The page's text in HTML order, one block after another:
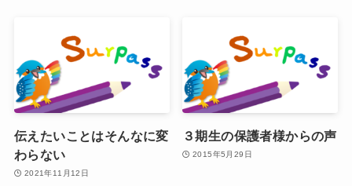
伝えたいことはそんなに変
わらない
2021年11月12日
３期生の保護者様からの声
2015年5月29日